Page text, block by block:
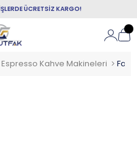
ÜCRETSİZ KARGO!
Espresso Kahve Makineleri